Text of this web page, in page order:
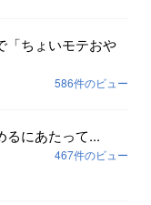
「ちょいモテおや
586件のビュー
るにあたって...
467件のビュー